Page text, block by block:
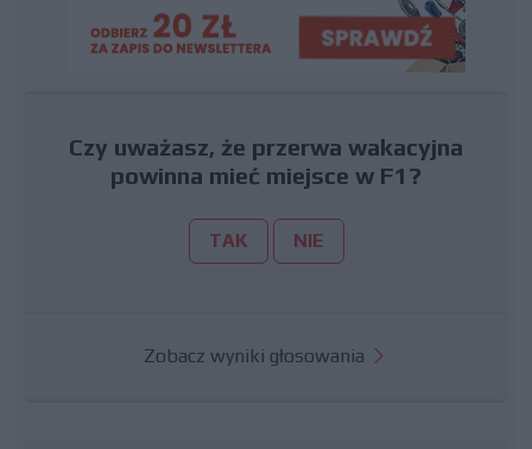
Czy uważasz, że przerwa wakacyjna
powinna mieć miejsce w F1?
TAK NIE
Zobacz wyniki głosowania